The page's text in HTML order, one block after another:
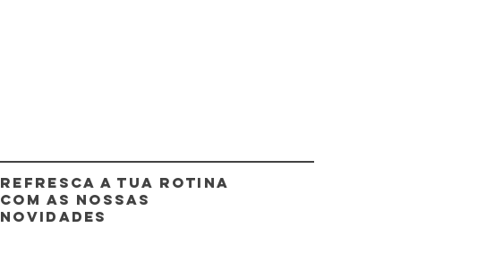
REFRESCA A TUA ROTINA
COM AS NOSSAS
NOVIDADES